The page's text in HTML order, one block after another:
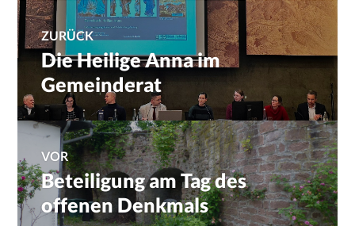
Beitragsnavigation
ZURÜCK
Previous
post:
Die Heilige Anna im
Gemeinderat
VOR
Next
post:
Beteiligung am Tag des
offenen Denkmals